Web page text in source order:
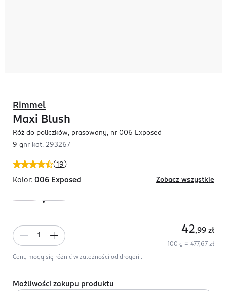
(19 )
Rimmel
Maxi Blush
Róż do policzków, prasowany, nr 006 Exposed
9 gnr kat. 293267
Kolor: 006 Exposed Zobacz wszystkie
42,99 zł
100 g = 477,67 zł
Ceny mogą się różnić w zależności od drogerii.
Możliwości zakupu produktu